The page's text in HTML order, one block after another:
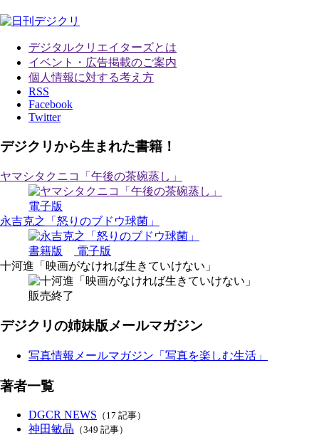
デジタルクリエイターズとは
イベント・広告掲載のご案内
個人情報に対する考え方
RSS
Facebook
Twitter
デジクリから生まれた書籍！
ヤマシタクニコ「午後の茶碗蒸し」
電子版
永吉克之「怒りのブドウ球菌」
書籍版
電子版
十河進「映画がなければ生きていけない」
販売終了
デジクリの姉妹版メールマガジン
写真情報メールマガジン「写真を楽しむ生活」
著者一覧
DGCR NEWS （17 記事）
神田敏晶 （349 記事）